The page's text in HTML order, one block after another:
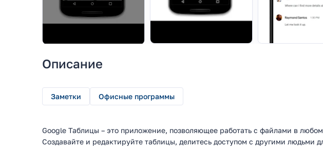
Описание
Заметки Офисные программы
Google Таблицы – это приложение, позволяющее работать с файлами в
Создавайте и редактируйте таблицы, делитесь доступом с другими людьми